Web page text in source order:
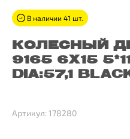
КОЛЕСНЫЙ
9165 6X15
DIA:57,1
В наличии 41 шт.
Артикул: 178280